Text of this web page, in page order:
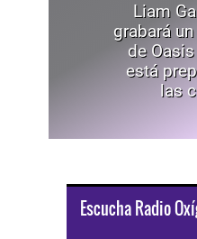
Liam
grabará
de
está
las
Escucha Radio